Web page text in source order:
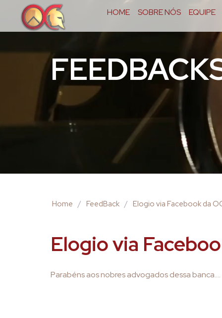
HOME SOBRE NÓS EQUIPE
Home / FeedBack / Elogio via Facebook da
Elogio via
Parabéns aos nobres advogados dessa banca….